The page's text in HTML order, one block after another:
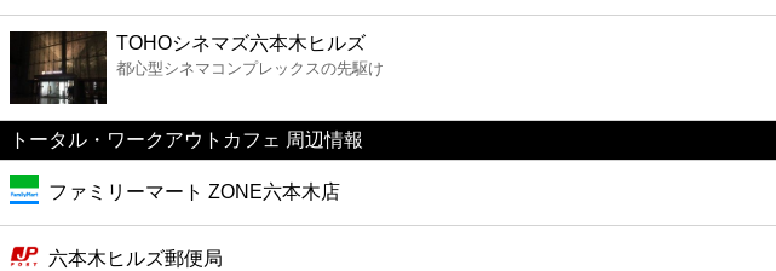
ファーストフード
カフェ
ショッピング
銀行
TOHOシネマズ六本木ヒルズ
都心型シネマコンプレックスの先駆け
トータル・ワークアウトカフェ 周辺情報
ファミリーマート ZONE六本木店
六本木ヒルズ郵便局